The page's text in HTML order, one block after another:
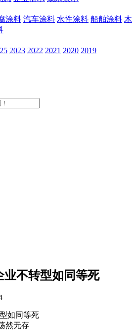
涂料 汽车涂料 水性涂料 船舶涂料 木
2023 2022 2021 2020 2019
业不转型如同等死
如同等死
然无存